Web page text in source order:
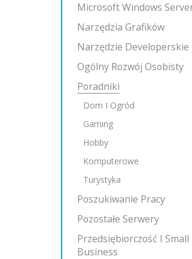
Microsoft Windows
Narzędzia Grafików
Narzędzie Developerskie
Ogólny Rozwój Osobisty
Poradniki
Dom I Ogród
Gaming
Hobby
Komputerowe
Turystyka
Poszukiwanie Pracy
Pozostałe Serwery
Przedsiębiorczość I Small
Business